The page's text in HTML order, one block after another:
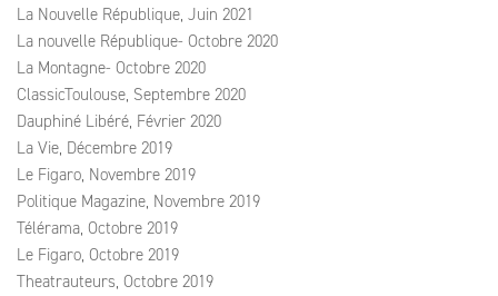
La Nouvelle République, Juin 2021
La nouvelle République- Octobre 2020
La Montagne- Octobre 2020
ClassicToulouse, Septembre 2020
Dauphiné Libéré, Février 2020
La Vie, Décembre 2019
Le Figaro, Novembre 2019
Politique Magazine, Novembre 2019
Télérama, Octobre 2019
Le Figaro, Octobre 2019
Theatrauteurs, Octobre 2019